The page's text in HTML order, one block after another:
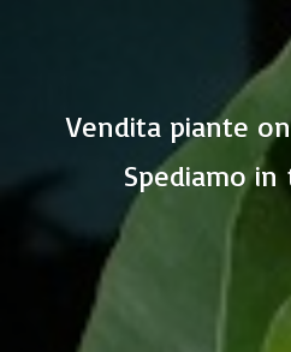
Vendita piante
Spediamo in